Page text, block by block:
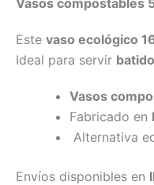
Este vaso ecológico
Ideal para servir
Vasos
Fabricado en
Alternativa
Envíos disponibles en